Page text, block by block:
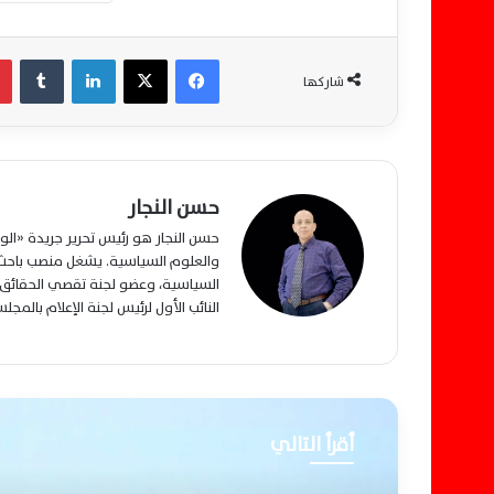
شاركها
فيسبوك ‫X لينكدإن
حسن النجار
حسن النجار هو رئيس تحرير جريدة
والعلوم السياسية. يشغل منصب
السياسية، وعضو لجنة تقصي
النائب الأول لرئيس لجنة الإعلام
أقرأ التالي